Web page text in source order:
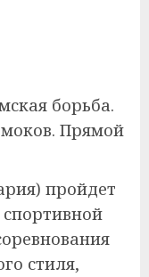
борьба.
Прямой
пройдет
стиля,